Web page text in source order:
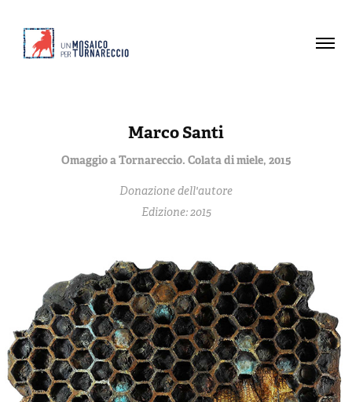
Marco Santi
Omaggio a Tornareccio. Colata di miele, 2015
Donazione dell'autore
Edizione: 2015